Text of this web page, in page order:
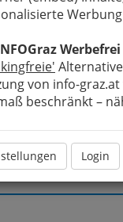
Werbefrei
von info-
beschränkt –
Login